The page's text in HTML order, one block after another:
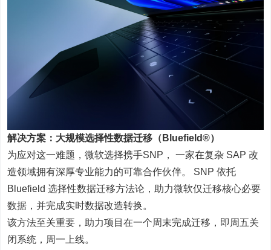
解决方案：大规模选择性数据迁移（Bluefield®）
为应对这一难题，微软选择携手SNP， 一家在复杂 SAP 改
造领域拥有深厚专业能力的可靠合作伙伴。 SNP 依托
Bluefield 选择性数据迁移方法论，助力微软仅迁移核心必要
数据，并完成实时数据改造转换。
该方法至关重要，助力项目在一个周末完成迁移，即周五关
闭系统，周一上线。